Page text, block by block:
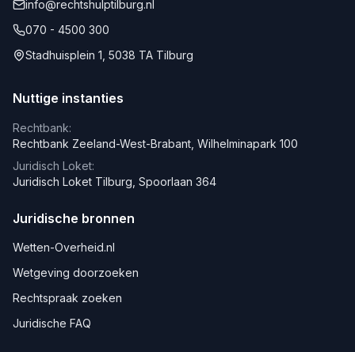
info@rechtshulptilburg.nl
070 - 4500 300
Stadhuisplein 1, 5038 TA Tilburg
Nuttige instanties
Rechtbank:
Rechtbank Zeeland-West-Brabant, Wilhelminapark 100
Juridisch Loket:
Juridisch Loket Tilburg, Spoorlaan 364
Juridische bronnen
Wetten-Overheid.nl
Wetgeving doorzoeken
Rechtspraak zoeken
Juridische FAQ